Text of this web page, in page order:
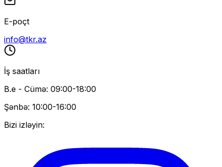
E-poçt
info@tkr.az
İş saatları
B.e - Cümə: 09:00-18:00
Şənbə: 10:00-16:00
Bizi izləyin: